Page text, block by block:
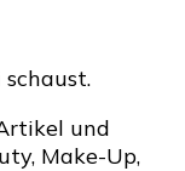
und
Make-Up,